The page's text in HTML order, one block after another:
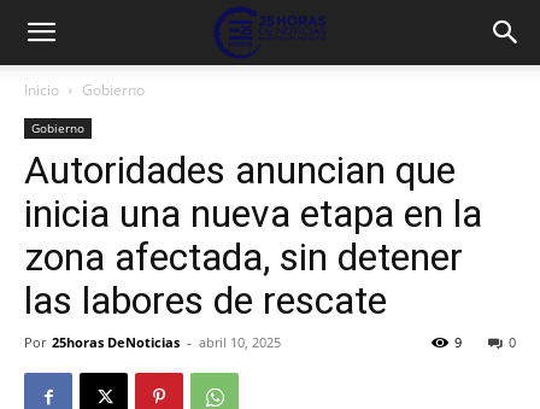
Inicio Gobierno
Gobierno
Autoridades anuncian que
inicia una nueva etapa en la
zona afectada, sin detener
las labores de rescate
Por 25horas DeNoticias - abril 10, 2025 0
9